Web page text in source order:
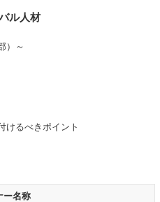
ル人材
）～
けるべきポイント
ー名称